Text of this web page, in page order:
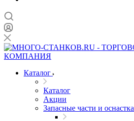
Каталог
Каталог
Акции
Запасные части и оснастка